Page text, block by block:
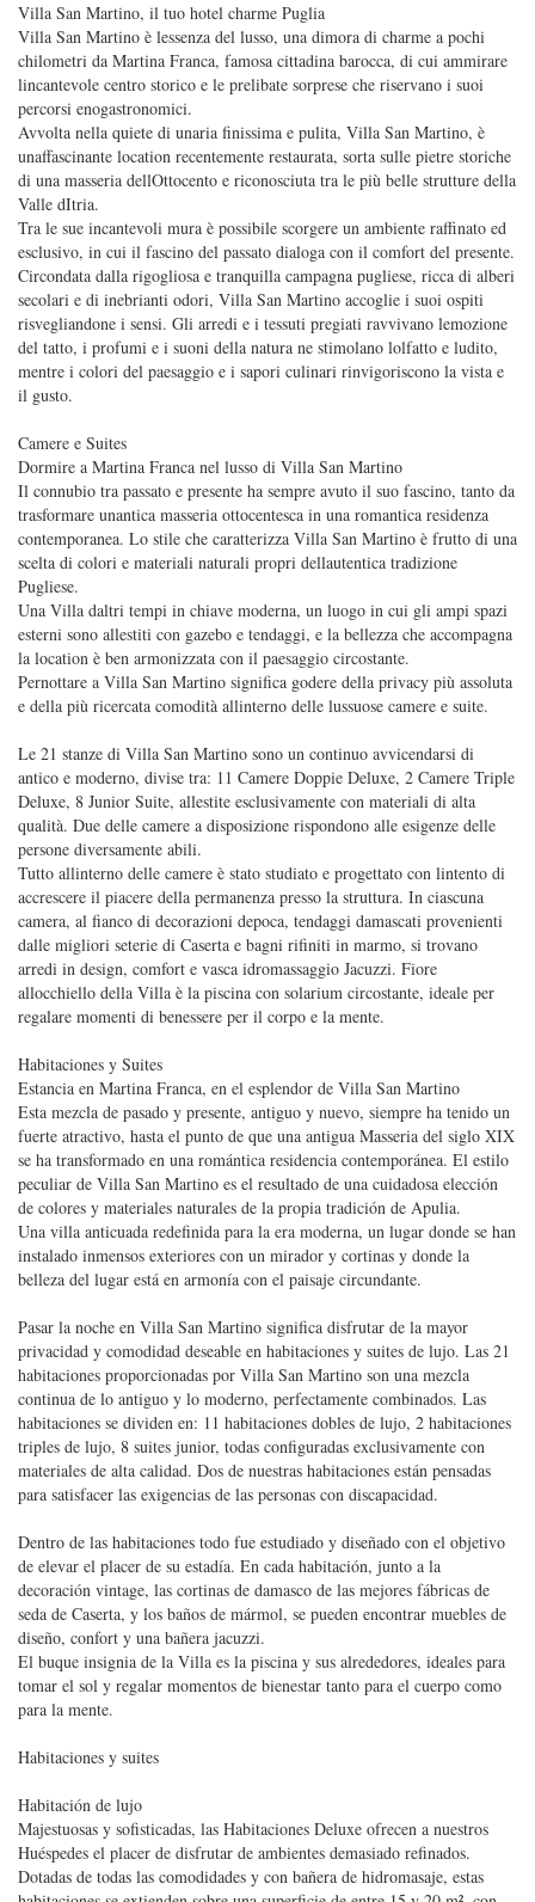
Villa San Martino, il tuo hotel charme Puglia
Villa San Martino è lessenza del lusso, una dimora di charme a pochi
chilometri da Martina Franca, famosa cittadina barocca, di cui ammirare
lincantevole centro storico e le prelibate sorprese che riservano i suoi
percorsi enogastronomici.
Avvolta nella quiete di unaria finissima e pulita, Villa San Martino, è
unaffascinante location recentemente restaurata, sorta sulle pietre storiche
di una masseria dellOttocento e riconosciuta tra le più belle strutture della
Valle dItria.
Tra le sue incantevoli mura è possibile scorgere un ambiente raffinato ed
esclusivo, in cui il fascino del passato dialoga con il comfort del presente.
Circondata dalla rigogliosa e tranquilla campagna pugliese, ricca di alberi
secolari e di inebrianti odori, Villa San Martino accoglie i suoi ospiti
risvegliandone i sensi. Gli arredi e i tessuti pregiati ravvivano lemozione
del tatto, i profumi e i suoni della natura ne stimolano lolfatto e ludito,
mentre i colori del paesaggio e i sapori culinari rinvigoriscono la vista e
il gusto.
Camere e Suites
Dormire a Martina Franca nel lusso di Villa San Martino
Il connubio tra passato e presente ha sempre avuto il suo fascino, tanto da
trasformare unantica masseria ottocentesca in una romantica residenza
contemporanea. Lo stile che caratterizza Villa San Martino è frutto di una
scelta di colori e materiali naturali propri dellautentica tradizione
Pugliese.
Una Villa daltri tempi in chiave moderna, un luogo in cui gli ampi spazi
esterni sono allestiti con gazebo e tendaggi, e la bellezza che accompagna
la location è ben armonizzata con il paesaggio circostante.
Pernottare a Villa San Martino significa godere della privacy più assoluta
e della più ricercata comodità allinterno delle lussuose camere e suite.
Le 21 stanze di Villa San Martino sono un continuo avvicendarsi di
antico e moderno, divise tra: 11 Camere Doppie Deluxe, 2 Camere Triple
Deluxe, 8 Junior Suite, allestite esclusivamente con materiali di alta
qualità. Due delle camere a disposizione rispondono alle esigenze delle
persone diversamente abili.
Tutto allinterno delle camere è stato studiato e progettato con lintento di
accrescere il piacere della permanenza presso la struttura. In ciascuna
camera, al fianco di decorazioni depoca, tendaggi damascati provenienti
dalle migliori seterie di Caserta e bagni rifiniti in marmo, si trovano
arredi in design, comfort e vasca idromassaggio Jacuzzi. Fiore
allocchiello della Villa è la piscina con solarium circostante, ideale per
regalare momenti di benessere per il corpo e la mente.
Habitaciones y Suites
Estancia en Martina Franca, en el esplendor de Villa San Martino
Esta mezcla de pasado y presente, antiguo y nuevo, siempre ha tenido un
fuerte atractivo, hasta el punto de que una antigua Masseria del siglo XIX
se ha transformado en una romántica residencia contemporánea. El estilo
peculiar de Villa San Martino es el resultado de una cuidadosa elección
de colores y materiales naturales de la propia tradición de Apulia.
Una villa anticuada redefinida para la era moderna, un lugar donde se han
instalado inmensos exteriores con un mirador y cortinas y donde la
belleza del lugar está en armonía con el paisaje circundante.
Pasar la noche en Villa San Martino significa disfrutar de la mayor
privacidad y comodidad deseable en habitaciones y suites de lujo. Las 21
habitaciones proporcionadas por Villa San Martino son una mezcla
continua de lo antiguo y lo moderno, perfectamente combinados. Las
habitaciones se dividen en: 11 habitaciones dobles de lujo, 2 habitaciones
triples de lujo, 8 suites junior, todas configuradas exclusivamente con
materiales de alta calidad. Dos de nuestras habitaciones están pensadas
para satisfacer las exigencias de las personas con discapacidad.
Dentro de las habitaciones todo fue estudiado y diseñado con el objetivo
de elevar el placer de su estadía. En cada habitación, junto a la
decoración vintage, las cortinas de damasco de las mejores fábricas de
seda de Caserta, y los baños de mármol, se pueden encontrar muebles de
diseño, confort y una bañera jacuzzi.
El buque insignia de la Villa es la piscina y sus alrededores, ideales para
tomar el sol y regalar momentos de bienestar tanto para el cuerpo como
para la mente.
Habitaciones y suites
Habitación de lujo
Majestuosas y sofisticadas, las Habitaciones Deluxe ofrecen a nuestros
Huéspedes el placer de disfrutar de ambientes demasiado refinados.
Dotadas de todas las comodidades y con bañera de hidromasaje, estas